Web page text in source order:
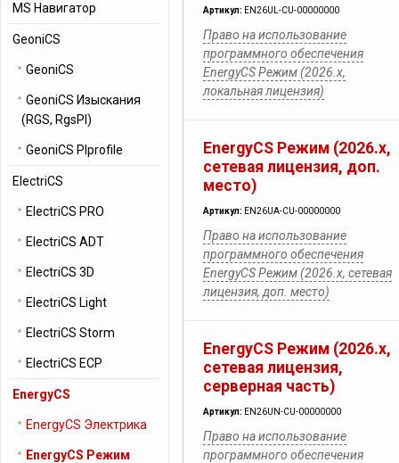
Артикул: EN26UL-CU-00000000
Право на использование
программного обеспечения
EnergyCS Режим (2026.x,
локальная лицензия)
EnergyCS Режим (2026.x,
cетевая лицензия, доп.
место)
Артикул: EN26UA-CU-00000000
Право на использование
программного обеспечения
EnergyCS Режим (2026.x, cетевая
лицензия, доп. место)
EnergyCS Режим (2026.x,
cетевая лицензия,
серверная часть)
Артикул: EN26UN-CU-00000000
Право на использование
программного обеспечения
MS Навигатор
GeoniCS
GeoniCS
GeoniCS Изыскания
(RGS, RgsPl)
GeoniCS Plprofile
ElectriCS
ElectriCS PRO
ElectriCS ADT
ElectriCS 3D
ElectriCS Light
ElectriCS Storm
ElectriCS ECP
EnergyCS
EnergyCS Электрика
EnergyCS Режим